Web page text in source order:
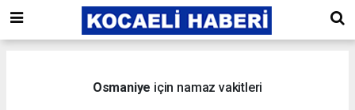
Osmaniye için namaz vakitleri